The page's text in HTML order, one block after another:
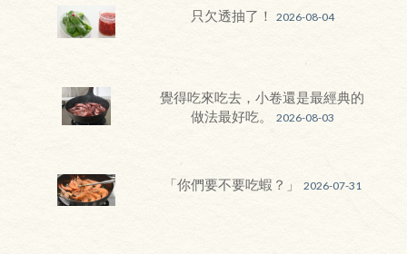
只欠透抽了！ 2026-08-04
覺得吃來吃去，小卷還是最經典的
做法最好吃。
2026-08-03
「你們要不要吃蝦？」 2026-07-31